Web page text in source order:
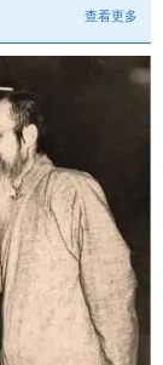
查看更多